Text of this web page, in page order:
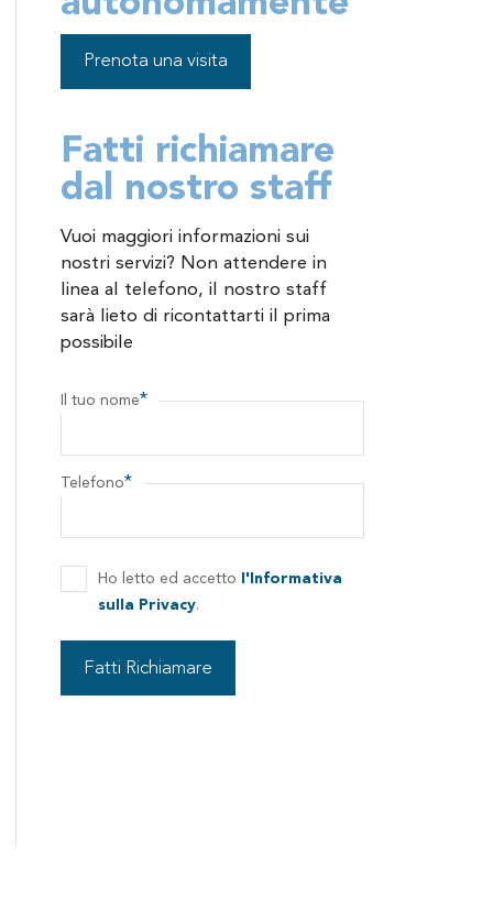
Prenota una visita
Fatti richiamare
dal nostro staff
Vuoi maggiori informazioni sui
nostri servizi? Non attendere in
linea al telefono, il nostro staff
sarà lieto di ricontattarti il prima
possibile
Il tuo nome*
Telefono*
Ho letto ed accetto
l'Informativa
sulla Privacy.